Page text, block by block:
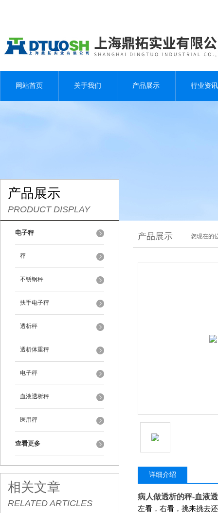
网站首页 关于我们 产品展示 行业资讯
产品展示
PRODUCT DISPLAY
电子秤
秤
不锈钢秤
扶手电子秤
透析秤
透析体重秤
电子秤
血液透析秤
医用秤
查看更多
相关文章
RELATED ARTICLES
产品展示 您现在的
详细介绍
病人做透析的秤-血液
左看，右看，挑来挑去